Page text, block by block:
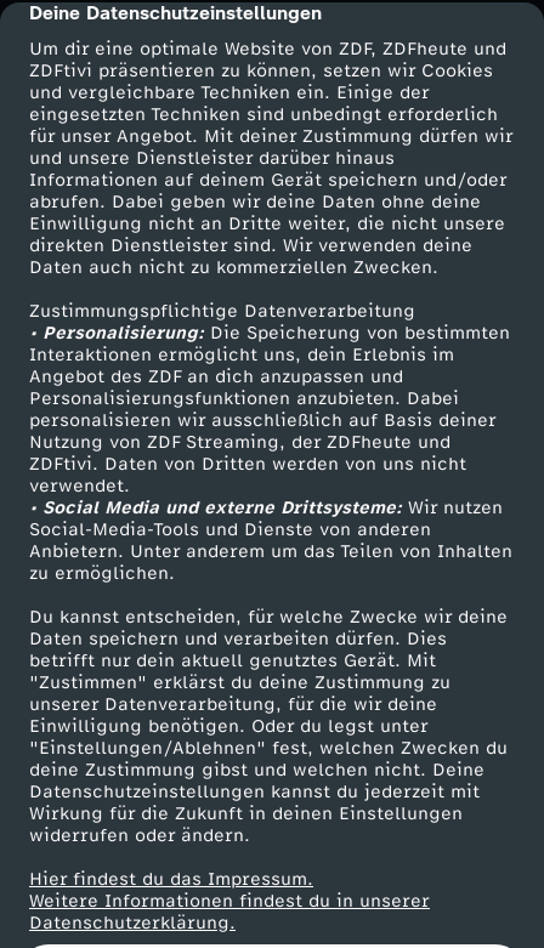
cmp-dialog-description
Deine Datenschutzeinstellungen
Um dir eine optimale Website von ZDF, ZDFheute und
ZDFtivi präsentieren zu können, setzen wir Cookies
und vergleichbare Techniken ein. Einige der
eingesetzten Techniken sind unbedingt erforderlich
für unser Angebot. Mit deiner Zustimmung dürfen wir
und unsere Dienstleister darüber hinaus
Informationen auf deinem Gerät speichern und/oder
abrufen. Dabei geben wir deine Daten ohne deine
Einwilligung nicht an Dritte weiter, die nicht unsere
direkten Dienstleister sind. Wir verwenden deine
Daten auch nicht zu kommerziellen Zwecken.
Zustimmungspflichtige Datenverarbeitung
• Personalisierung:Die Speicherung von bestimmten
Interaktionen ermöglicht uns, dein Erlebnis im
Angebot des ZDF an dich anzupassen und
Personalisierungsfunktionen anzubieten. Dabei
personalisieren wir ausschließlich auf Basis deiner
Nutzung von ZDF Streaming, der ZDFheute und
ZDFtivi. Daten von Dritten werden von uns nicht
verwendet.
• Social Media und externe Drittsysteme:Wir nutzen
Social-Media-Tools und Dienste von anderen
Anbietern. Unter anderem um das Teilen von Inhalten
zu ermöglichen.
Du kannst entscheiden, für welche Zwecke wir deine
Daten speichern und verarbeiten dürfen. Dies
betrifft nur dein aktuell genutztes Gerät. Mit
"Zustimmen" erklärst du deine Zustimmung zu
unserer Datenverarbeitung, für die wir deine
Einwilligung benötigen. Oder du legst unter
"Einstellungen/Ablehnen" fest, welchen Zwecken du
deine Zustimmung gibst und welchen nicht. Deine
Datenschutzeinstellungen kannst du jederzeit mit
Wirkung für die Zukunft in deinen Einstellungen
widerrufen oder ändern.
Hier findest du das Impressum.
Weitere Informationen findest du in unserer
Datenschutzerklärung.
i
e
l
i
e
b
i
c
h
d
i
c
h
h
a
b
Mehr ZDF
ZDF-Apps
Smart TV
ZDFtext
Livestreams
Sendungen A-Z
TV-Programm
Service
ZDFmitreden
Kontakt zum ZDF
Tickets
Zuschauerservice
Hilfe
ZDF Unternehmen
Karriere
ZDF goes Schule
Werbefernsehen
Mainzelmännchen
Partner